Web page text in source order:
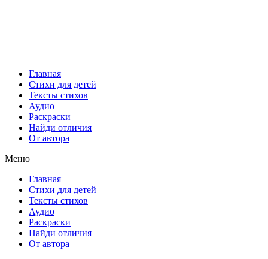
Главная
Стихи для детей
Тексты стихов
Аудио
Раскраски
Найди отличия
От автора
Меню
Главная
Стихи для детей
Тексты стихов
Аудио
Раскраски
Найди отличия
От автора